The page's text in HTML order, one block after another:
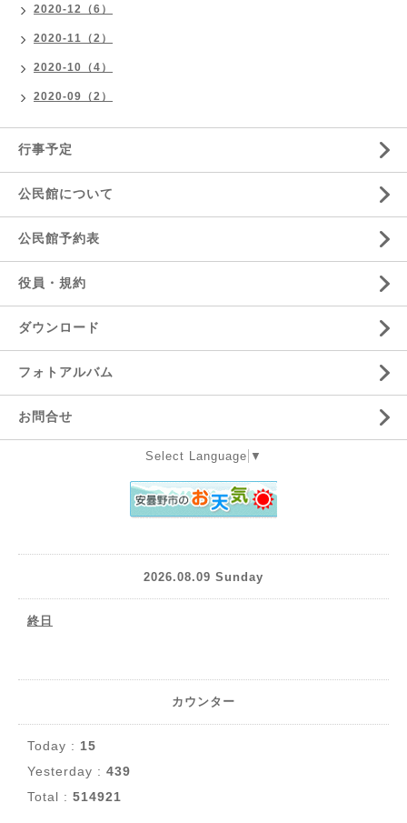
2020-12（6）
2020-11（2）
2020-10（4）
2020-09（2）
行事予定
公民館について
公民館予約表
役員・規約
ダウンロード
フォトアルバム
お問合せ
Select Language ▼
2026.08.09 Sunday
終日
カウンター
Today : 15
Yesterday : 439
Total : 514921